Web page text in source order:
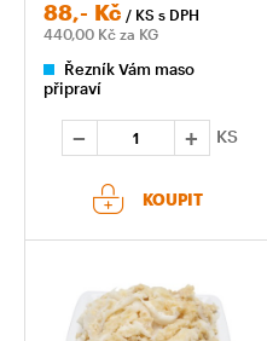
88,- Kč / KS s DPH
440,00 Kč za KG
Řezník Vám maso
připraví
KS
KOUPIT